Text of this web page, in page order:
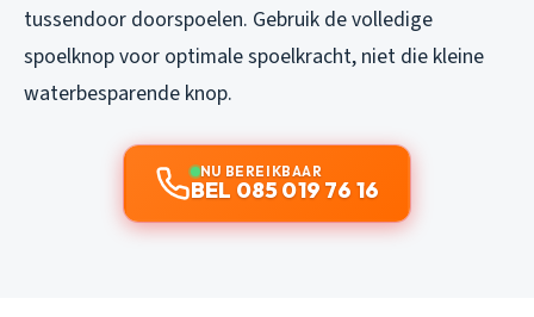
tussendoor doorspoelen. Gebruik de volledige
spoelknop voor optimale spoelkracht, niet die kleine
waterbesparende knop.
NU BEREIKBAAR
BEL 085 019 76 16